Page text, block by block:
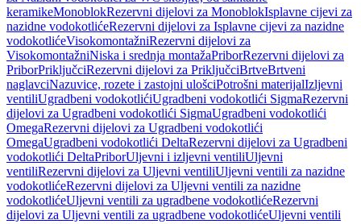
keramikeMonoblokRezervni dijelovi za MonoblokIsplavne cijevi za
nazidne vodokotlićeRezervni dijelovi za Isplavne cijevi za nazidne
vodokotlićeVisokomontažniRezervni dijelovi za
VisokomontažniNiska i srednja montažaPriborRezervni dijelovi za
PriborPriključciRezervni dijelovi za PriključciBrtveBrtveni
naglavciNazuvice, rozete i zastojni ulošciPotrošni materijalIzljevni
ventiliUgradbeni vodokotlićiUgradbeni vodokotlići SigmaRezervni
dijelovi za Ugradbeni vodokotlići SigmaUgradbeni vodokotlići
OmegaRezervni dijelovi za Ugradbeni vodokotlići
OmegaUgradbeni vodokotlići DeltaRezervni dijelovi za Ugradbeni
vodokotlići DeltaPriborUljevni i izljevni ventiliUljevni
ventiliRezervni dijelovi za Uljevni ventiliUljevni ventili za nazidne
vodokotlićeRezervni dijelovi za Uljevni ventili za nazidne
vodokotlićeUljevni ventili za ugradbene vodokotlićeRezervni
dijelovi za Uljevni ventili za ugradbene vodokotlićeUljevni ventili